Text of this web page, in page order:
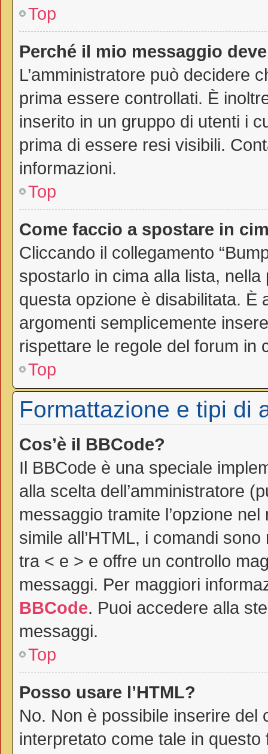
Top
Perché il mio messaggio
L’amministratore può decidere
prima essere controllati. È
inserito in un gruppo di utenti i
prima di essere resi visibili.
informazioni.
Top
Come faccio a spostare in
Cliccando il collegamento
spostarlo in cima alla lista,
questa opzione è disabilitata. È
argomenti semplicemente
rispettare le regole del forum in
Top
Formattazione e tipi di
Cos’è il BBCode?
Il BBCode è una speciale
alla scelta dell’amministratore
messaggio tramite l’opzione
simile all’HTML, i comandi
tra < e > e offre un controllo
messaggi. Per maggiori
BBCode. Puoi accedere alla
messaggi.
Top
Posso usare l’HTML?
No. Non è possibile inserire
interpretato come tale in